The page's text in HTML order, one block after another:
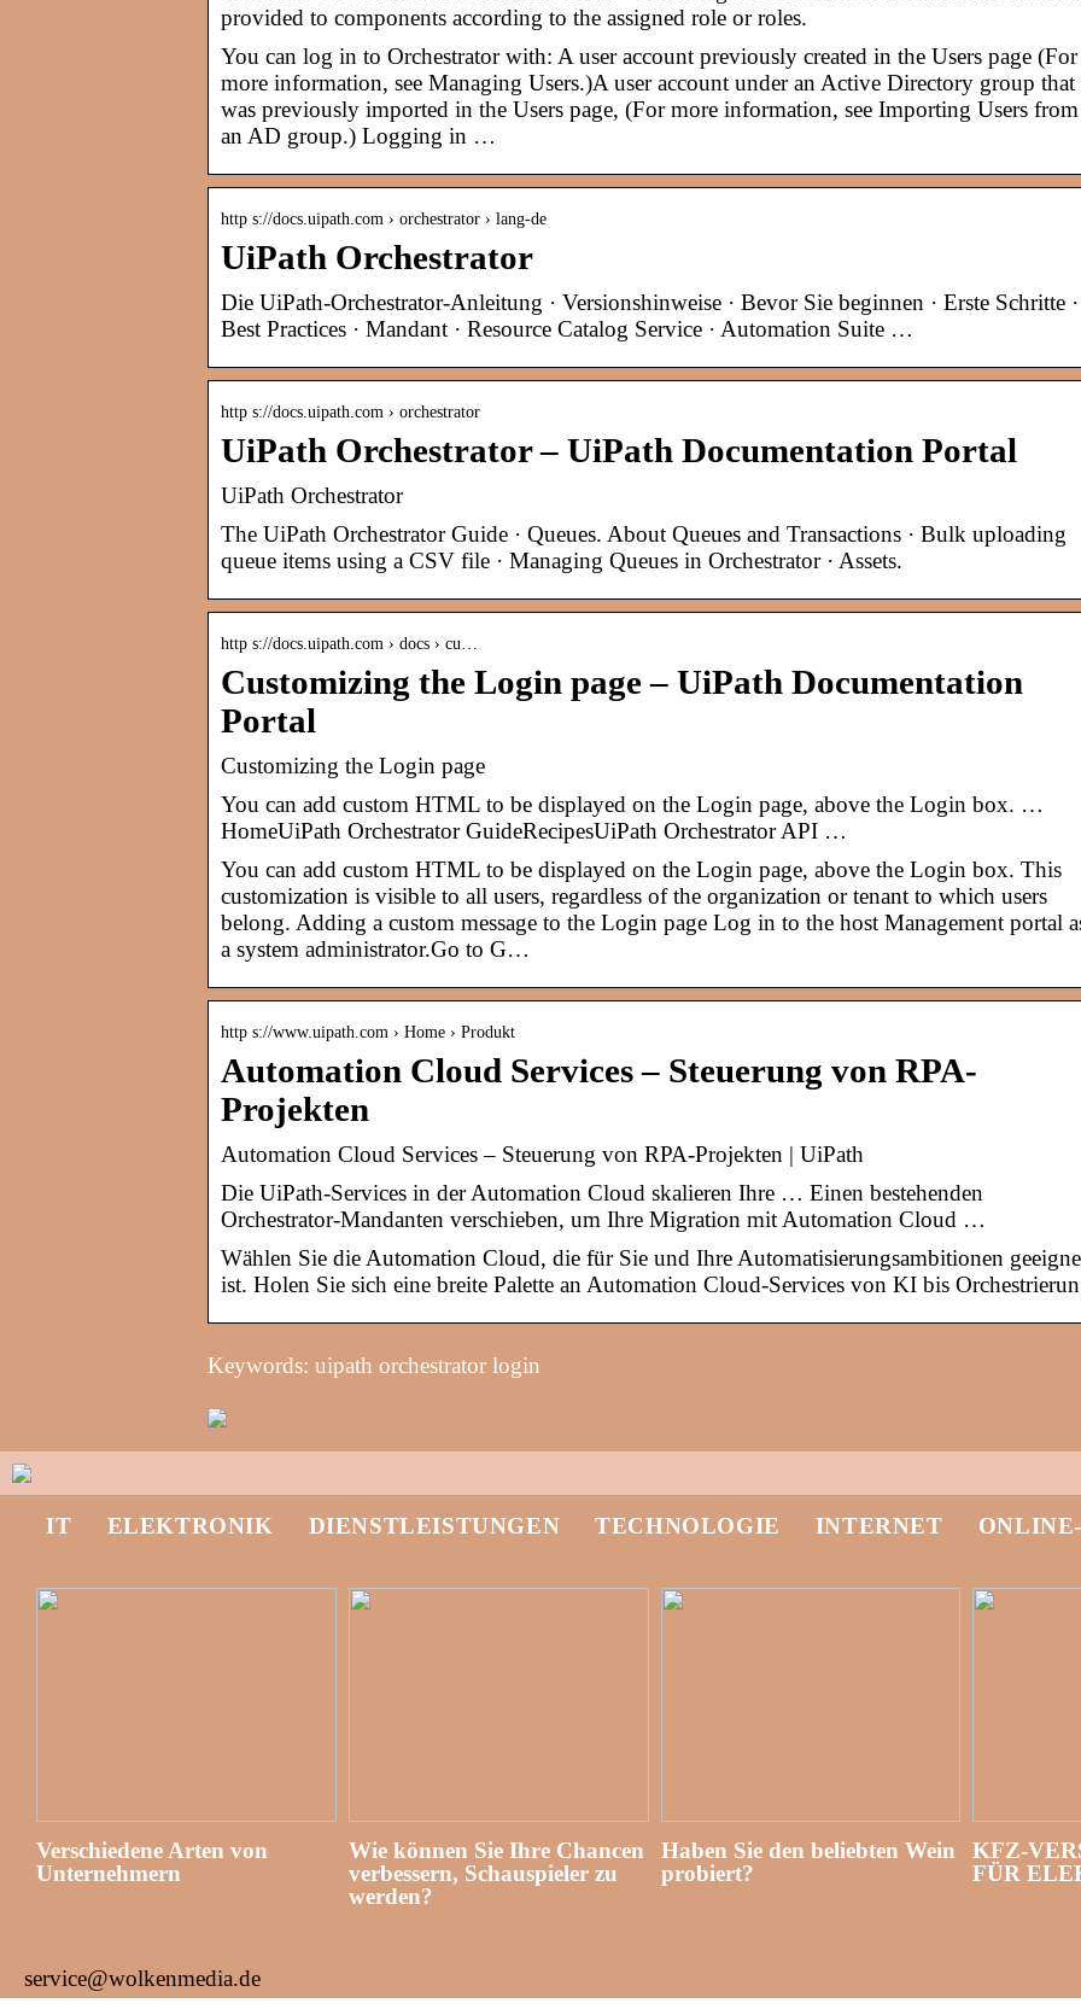
provided to components according to the assigned role or roles.
You can log in to Orchestrator with: A user account previously created in the Users page (For
more information, see Managing Users.)A user account under an Active Directory group that
was previously imported in the Users page, (For more information, see Importing Users from
an AD group.) Logging in …
http s://docs.uipath.com › orchestrator › lang-de
UiPath Orchestrator
Die UiPath-Orchestrator-Anleitung · Versionshinweise · Bevor Sie beginnen · Erste Schritte ·
Best Practices · Mandant · Resource Catalog Service · Automation Suite …
http s://docs.uipath.com › orchestrator
UiPath Orchestrator – UiPath Documentation Portal
UiPath Orchestrator
The UiPath Orchestrator Guide · Queues. About Queues and Transactions · Bulk uploading
queue items using a CSV file · Managing Queues in Orchestrator · Assets.
http s://docs.uipath.com › docs › cu…
Customizing the Login page – UiPath Documentation
Portal
Customizing the Login page
You can add custom HTML to be displayed on the Login page, above the Login box. …
HomeUiPath Orchestrator GuideRecipesUiPath Orchestrator API …
You can add custom HTML to be displayed on the Login page, above the Login box. This
customization is visible to all users, regardless of the organization or tenant to which users
belong. Adding a custom message to the Login page Log in to the host Management portal
a system administrator.Go to G…
http s://www.uipath.com › Home › Produkt
Automation Cloud Services – Steuerung von RPA-
Projekten
Automation Cloud Services – Steuerung von RPA-Projekten | UiPath
Die UiPath-Services in der Automation Cloud skalieren Ihre … Einen bestehenden
Orchestrator-Mandanten verschieben, um Ihre Migration mit Automation Cloud …
Wählen Sie die Automation Cloud, die für Sie und Ihre Automatisierungsambitionen
ist. Holen Sie sich eine breite Palette an Automation Cloud-Services von KI bis
Keywords: uipath orchestrator login
IT ELEKTRONIK DIENSTLEISTUNGEN TECHNOLOGIE INTERNET
Verschiedene Arten von
Unternehmern
Wie können Sie Ihre Chancen
verbessern, Schauspieler zu
werden?
Haben Sie den beliebten Wein
probiert?
KFZ-
FÜR
service@wolkenmedia.de